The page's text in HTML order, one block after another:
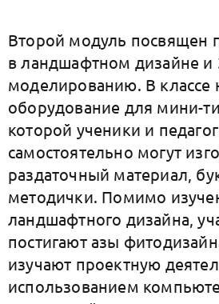
Второй модуль посвящен
в ландшафтном дизайне и
моделированию. В классе
оборудование для мини-
которой ученики и
самостоятельно могут
раздаточный материал,
методички. Помимо
ландшафтного дизайна,
постигают азы
изучают проектную
использованием